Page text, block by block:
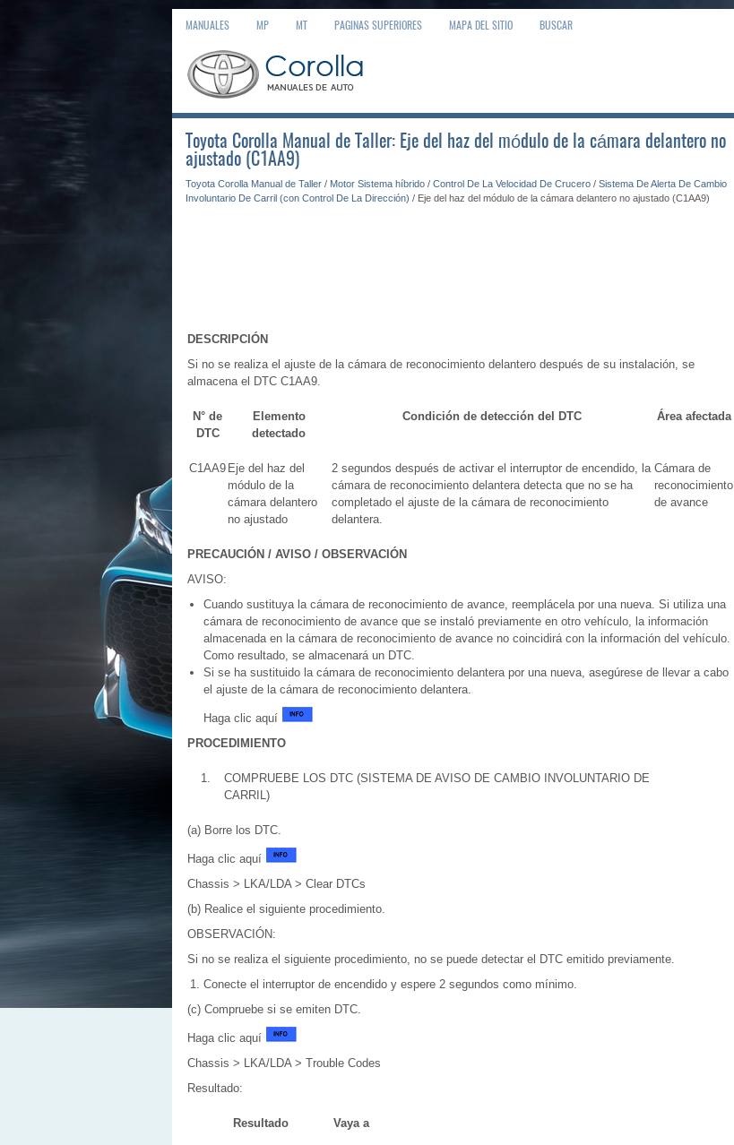
MANUALES MP MT PAGINAS SUPERIORES MAPA DEL SITIO BUSCAR
Toyota Corolla Manual de Taller: Eje del haz del módulo de la cámara delantero no
ajustado (C1AA9)
Toyota Corolla Manual de Taller / Motor Sistema híbrido / Control De La Velocidad De Crucero / Sistema De Alerta De Cambio
Involuntario De Carril (con Control De La Dirección) / Eje del haz del módulo de la cámara delantero no ajustado (C1AA9)
DESCRIPCIÓN
Si no se realiza el ajuste de la cámara de reconocimiento delantero después de su instalación, se
almacena el DTC C1AA9.
N° de
DTC
Elemento
detectado
Condición de detección del DTC Área afectada
C1AA9 Eje del haz del
módulo de la
cámara delantero
no ajustado
2 segundos después de activar el interruptor de encendido, la
cámara de reconocimiento delantera detecta que no se ha
completado el ajuste de la cámara de reconocimiento
delantera.
Cámara de
reconocimiento
de avance
PRECAUCIÓN / AVISO / OBSERVACIÓN
AVISO:
Cuando sustituya la cámara de reconocimiento de avance, reemplácela por una nueva. Si utiliza una
cámara de reconocimiento de avance que se instaló previamente en otro vehículo, la información
almacenada en la cámara de reconocimiento de avance no coincidirá con la información del vehículo.
Como resultado, se almacenará un DTC.
Si se ha sustituido la cámara de reconocimiento delantera por una nueva, asegúrese de llevar a cabo
el ajuste de la cámara de reconocimiento delantera.
Haga clic aquí
PROCEDIMIENTO
1.
COMPRUEBE LOS DTC (SISTEMA DE AVISO DE CAMBIO INVOLUNTARIO DE
CARRIL)
(a) Borre los DTC.
Haga clic aquí
Chassis > LKA/LDA > Clear DTCs
(b) Realice el siguiente procedimiento.
OBSERVACIÓN:
Si no se realiza el siguiente procedimiento, no se puede detectar el DTC emitido previamente.
Conecte el interruptor de encendido y espere 2 segundos como mínimo.
(c) Compruebe si se emiten DTC.
Haga clic aquí
Chassis > LKA/LDA > Trouble Codes
Resultado:
Resultado Vaya a